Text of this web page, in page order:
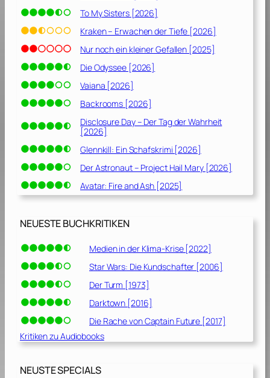
1
3
To My Sisters [2026]
Kraken – Erwachen der Tiefe [2026]
Nur noch ein kleiner Gefallen [2025]
Die Odyssee [2026]
Vaiana [2026]
Backrooms [2026]
Disclosure Day – Der Tag der Wahrheit
[2026]
Glennkill: Ein Schafskrimi [2026]
Der Astronaut – Project Hail Mary [2026]
Avatar: Fire and Ash [2025]
NEUESTE BUCHKRITIKEN
Medien in der Klima-Krise [2022]
Star Wars: Die Kundschafter [2006]
Der Turm [1973]
Darktown [2016]
Die Rache von Captain Future [2017]
Kritiken zu Audiobooks
NEUSTE SPECIALS